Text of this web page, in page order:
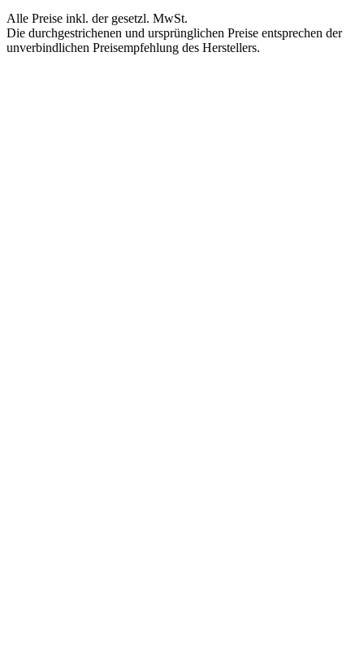
Alle Preise inkl. der gesetzl. MwSt.
Die durchgestrichenen und ursprünglichen Preise entsprechen der
unverbindlichen Preisempfehlung des Herstellers.